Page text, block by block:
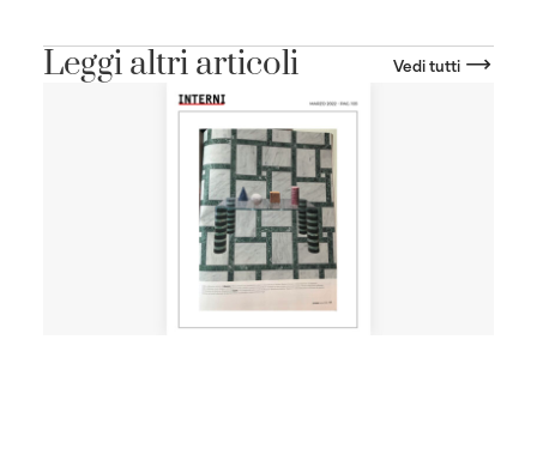
Leggi altri articoli Vedi tutti